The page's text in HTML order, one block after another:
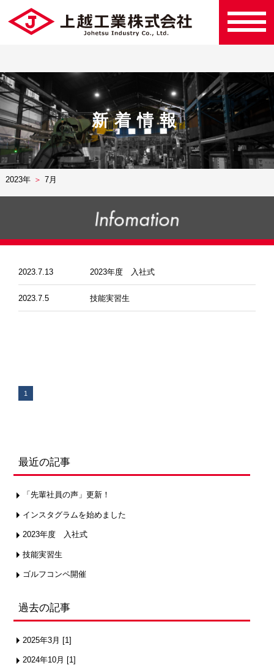
新着情報
2023年 7月
2023.7.13 2023年度 入社式
2023.7.5 技能実習生
1
最近の記事
「先輩社員の声」更新！
インスタグラムを始めました
2023年度 入社式
技能実習生
ゴルフコンペ開催
過去の記事
2025年3月 [1]
2024年10月 [1]